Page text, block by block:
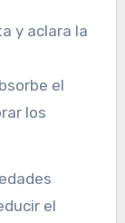
y aclara la
el
los
el